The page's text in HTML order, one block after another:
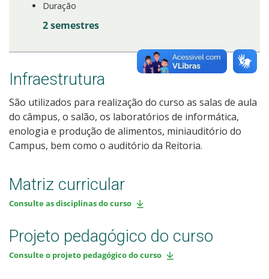
Duração
2 semestres
Infraestrutura
São utilizados para realização do curso as salas de aula
do câmpus, o salão, os laboratórios de informática,
enologia e produção de alimentos, miniauditório do
Campus, bem como o auditório da Reitoria.
Matriz curricular
Consulte as disciplinas do curso
Projeto pedagógico do curso
Consulte o projeto pedagógico do curso